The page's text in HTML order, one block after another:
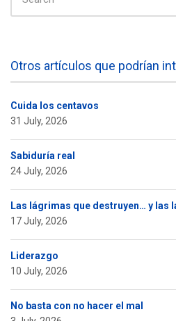
Otros artículos que podrían
Cuida los centavos
31 July, 2026
Sabiduría real
24 July, 2026
Las lágrimas que destruyen… y las
17 July, 2026
Liderazgo
10 July, 2026
No basta con no hacer el mal